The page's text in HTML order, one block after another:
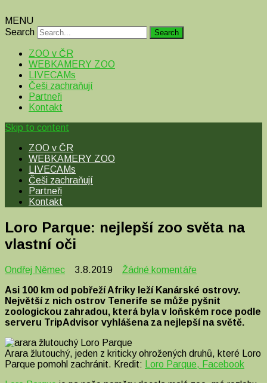
MENU
Search
ZOO v ČR
WEBKAMERY ZOO
LIVECAMs
Češi zachraňují
Partneři
Kontakt
Skip to content
ZOO v ČR
WEBKAMERY ZOO
LIVECAMs
Češi zachraňují
Partneři
Kontakt
Loro Parque: nejlepší zoo světa na
vlastní oči
Ondřej Němec 3.8.2019 Žádné komentáře
s
názvem
Loro
Parque:
světa
na
Asi 100 km od pobřeží Afriky leží Kanárské ostrovy.
Největší z nich ostrov Tenerife se může pyšnit
zoologickou zahradou, která byla v loňském roce podle
serveru TripAdvisor vyhlášena za nejlepší na světě.
Arara žlutouchý, jeden z kriticky ohrožených druhů, které Loro
Parque pomohl zachránit. Kredit:
Loro Parque, Facebook